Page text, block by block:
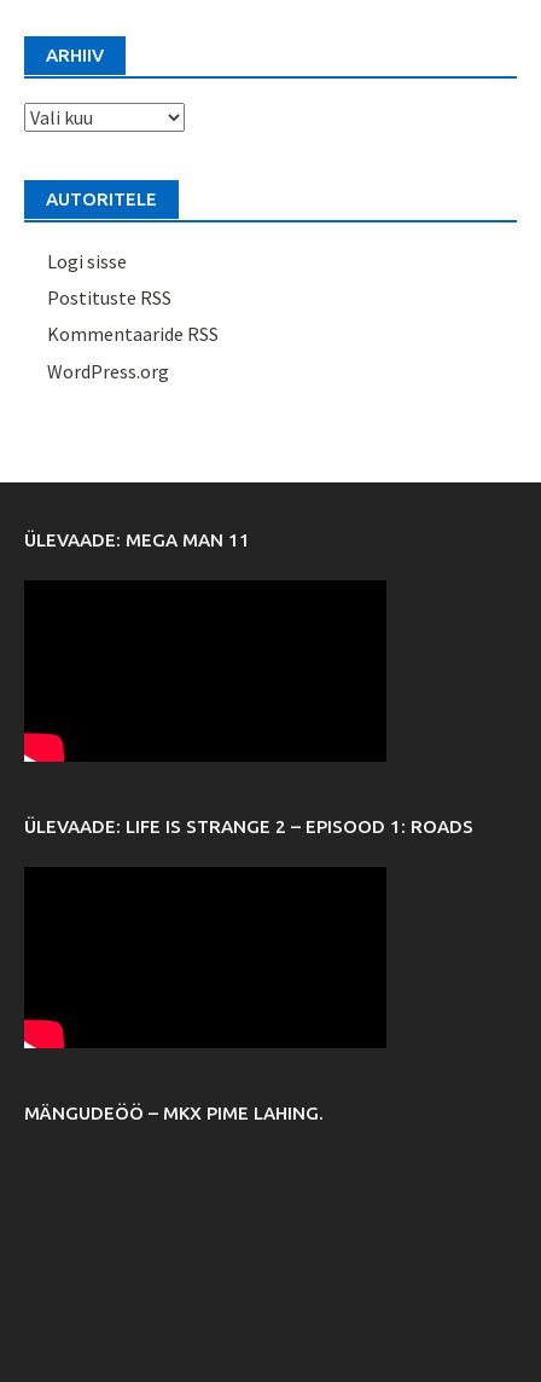
ARHIIV
Arhiiv
AUTORITELE
Logi sisse
Postituste RSS
Kommentaaride RSS
WordPress.org
ÜLEVAADE: MEGA MAN 11
ÜLEVAADE: LIFE IS STRANGE 2 – EPISOOD 1: ROADS
MÄNGUDEÖÖ – MKX PIME LAHING.